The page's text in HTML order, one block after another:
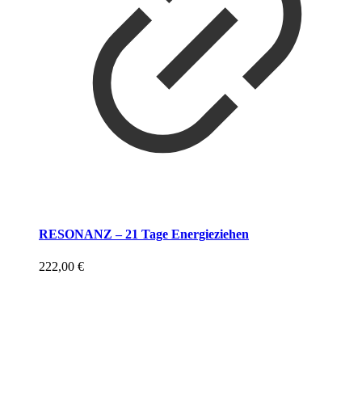
RESONANZ – 21 Tage Energieziehen
222,00 €